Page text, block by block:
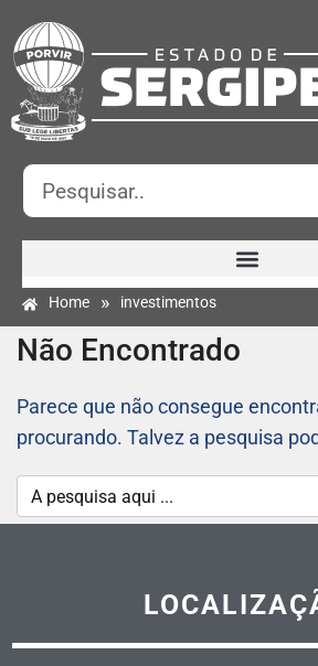
Home » investimentos
Não Encontrado
Parece que não consegue
procurando. Talvez a pesquisa